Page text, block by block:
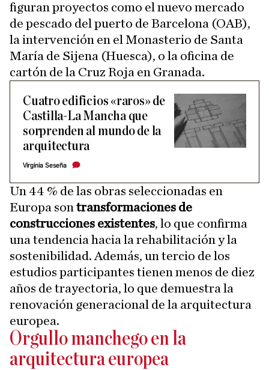
figuran proyectos como el nuevo mercado
de pescado del puerto de Barcelona (OAB),
la intervención en el Monasterio de Santa
María de Sijena (Huesca), o la oficina de
cartón de la Cruz Roja en Granada.
Cuatro edificios «raros» de
Castilla-La Mancha que
sorprenden al mundo de la
arquitectura
Virginia Seseña
Un 44 % de las obras seleccionadas en
Europa son transformaciones de
construcciones existentes, lo que confirma
una tendencia hacia la rehabilitación y la
sostenibilidad. Además, un tercio de los
estudios participantes tienen menos de diez
años de trayectoria, lo que demuestra la
renovación generacional de la arquitectura
europea.
Orgullo manchego en la
arquitectura europea